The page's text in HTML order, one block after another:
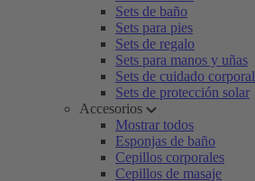
Sets de baño
Sets para pies
Sets de regalo
Sets para manos y uñas
Sets de cuidado corporal
Sets de protección solar
Accesorios
Mostrar todos
Esponjas de baño
Cepillos corporales
Cepillos de masaje